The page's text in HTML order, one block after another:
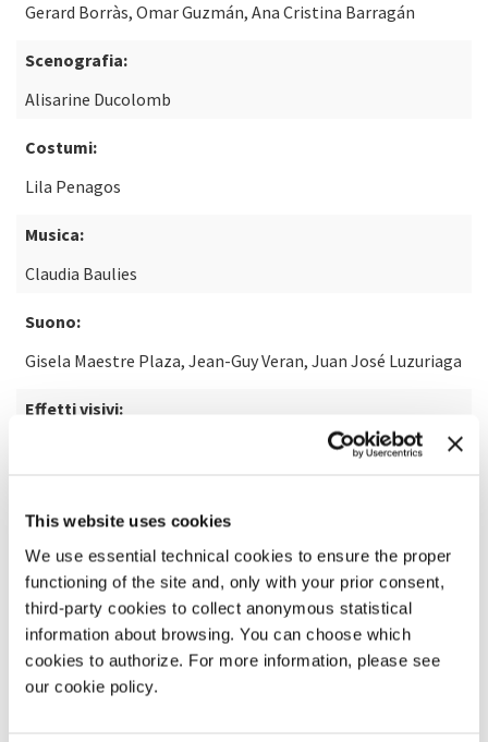
This website uses cookies
We use essential technical cookies to ensure the proper
functioning of the site and, only with your prior consent,
third-party cookies to collect anonymous statistical
information about browsing. You can choose which
cookies to authorize. For more information, please see
our cookie policy.
Gerard Borràs, Omar Guzmán, Ana Cristina Barragán
Scenografia:
Alisarine Ducolomb
Costumi:
Lila Penagos
Musica:
Claudia Baulies
Suono:
Gisela Maestre Plaza, Jean-Guy Veran, Juan José Luzuriaga
Effetti visivi:
SCOPRI DI PIÙ SUL FILM